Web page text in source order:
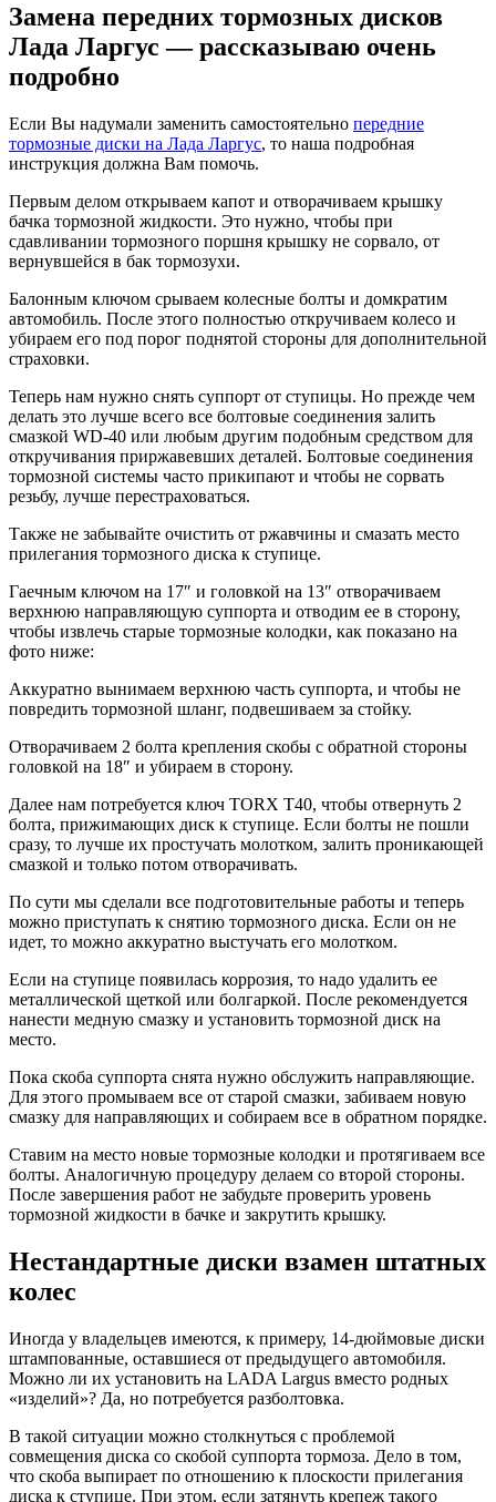
Замена передних тормозных дисков
Лада Ларгус — рассказываю очень
подробно
Если Вы надумали заменить самостоятельно передние
тормозные диски на Лада Ларгус, то наша подробная
инструкция должна Вам помочь.
Первым делом открываем капот и отворачиваем крышку
бачка тормозной жидкости. Это нужно, чтобы при
сдавливании тормозного поршня крышку не сорвало, от
вернувшейся в бак тормозухи.
Балонным ключом срываем колесные болты и домкратим
автомобиль. После этого полностью откручиваем колесо и
убираем его под порог поднятой стороны для дополнительной
страховки.
Теперь нам нужно снять суппорт от ступицы. Но прежде чем
делать это лучше всего все болтовые соединения залить
смазкой WD-40 или любым другим подобным средством для
откручивания приржавевших деталей. Болтовые соединения
тормозной системы часто прикипают и чтобы не сорвать
резьбу, лучше перестраховаться.
Также не забывайте очистить от ржавчины и смазать место
прилегания тормозного диска к ступице.
Гаечным ключом на 17″ и головкой на 13″ отворачиваем
верхнюю направляющую суппорта и отводим ее в сторону,
чтобы извлечь старые тормозные колодки, как показано на
фото ниже:
Аккуратно вынимаем верхнюю часть суппорта, и чтобы не
повредить тормозной шланг, подвешиваем за стойку.
Отворачиваем 2 болта крепления скобы c обратной стороны
головкой на 18″ и убираем в сторону.
Далее нам потребуется ключ TORX T40, чтобы отвернуть 2
болта, прижимающих диск к ступице. Если болты не пошли
сразу, то лучше их простучать молотком, залить проникающей
смазкой и только потом отворачивать.
По сути мы сделали все подготовительные работы и теперь
можно приступать к снятию тормозного диска. Если он не
идет, то можно аккуратно выстучать его молотком.
Если на ступице появилась коррозия, то надо удалить ее
металлической щеткой или болгаркой. После рекомендуется
нанести медную смазку и установить тормозной диск на
место.
Пока скоба суппорта снята нужно обслужить направляющие.
Для этого промываем все от старой смазки, забиваем новую
смазку для направляющих и собираем все в обратном порядке.
Ставим на место новые тормозные колодки и протягиваем все
болты. Аналогичную процедуру делаем со второй стороны.
После завершения работ не забудьте проверить уровень
тормозной жидкости в бачке и закрутить крышку.
Нестандартные диски взамен штатных
колес
Иногда у владельцев имеются, к примеру, 14-дюймовые диски
штампованные, оставшиеся от предыдущего автомобиля.
Можно ли их установить на LADA Largus вместо родных
«изделий»? Да, но потребуется разболтовка.
В такой ситуации можно столкнуться с проблемой
совмещения диска со скобой суппорта тормоза. Дело в том,
что скоба выпирает по отношению к плоскости прилегания
диска к ступице. При этом, если затянуть крепеж такого